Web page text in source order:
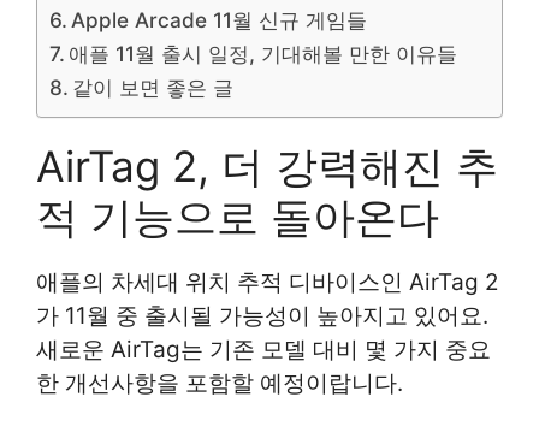
Apple Arcade 11월 신규 게임들
애플 11월 출시 일정, 기대해볼 만한 이유들
같이 보면 좋은 글
AirTag 2, 더 강력해진 추
적 기능으로 돌아온다
애플의 차세대 위치 추적 디바이스인 AirTag 2
가 11월 중 출시될 가능성이 높아지고 있어요.
새로운 AirTag는 기존 모델 대비 몇 가지 중요
한 개선사항을 포함할 예정이랍니다.